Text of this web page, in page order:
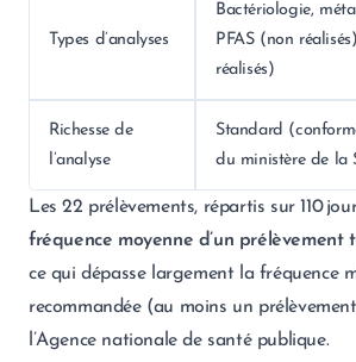
Types d’analyses
Bactériologie,
PFAS (non
réalisés)
Richesse de
l’analyse
Standard
du ministère de la
Les 22 prélèvements, répartis sur 110
fréquence moyenne d’un prélèvement
ce qui dépasse largement la fréquence
recommandée (au moins un
l’Agence nationale de santé publique.